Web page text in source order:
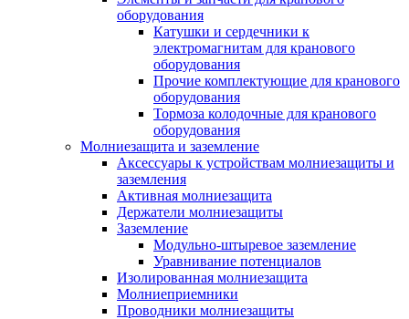
оборудования
Катушки и сердечники к
электромагнитам для кранового
оборудования
Прочие комплектующие для кранового
оборудования
Тормоза колодочные для кранового
оборудования
Молниезащита и заземление
Аксессуары к устройствам молниезащиты и
заземления
Активная молниезащита
Держатели молниезащиты
Заземление
Модульно-штыревое заземление
Уравнивание потенциалов
Изолированная молниезащита
Молниеприемники
Проводники молниезащиты